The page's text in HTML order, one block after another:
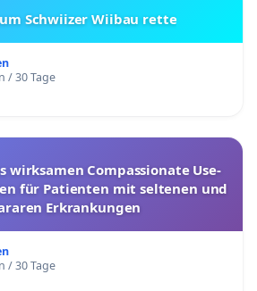
Schwiizer Wiibau rette
/ 30 Tage
wirksamen Compassionate Use-
für Patienten mit seltenen und
Erkrankungen
/ 30 Tage